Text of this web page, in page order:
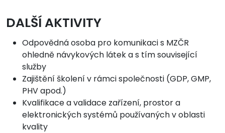
DALŠÍ AKTIVITY
Odpovědná osoba pro komunikaci s MZČR
ohledně návykových látek a s tím související
služby
Zajištění školení v rámci společnosti (GDP, GMP,
PHV apod.)
Kvalifikace a validace zařízení, prostor a
elektronických systémů používaných v oblasti
kvality